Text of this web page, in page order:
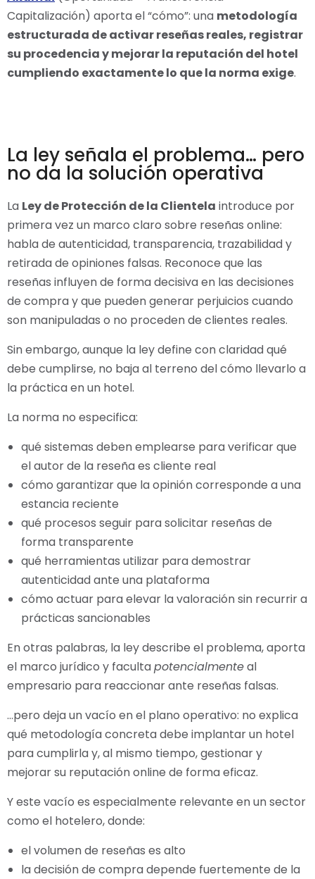
Capitalización) aporta el “cómo”: una metodología
estructurada de activar reseñas reales, registrar
su procedencia y mejorar la reputación del hotel
cumpliendo exactamente lo que la norma exige.
La ley señala el problema… pero
no da la solución operativa
La Ley de Protección de la Clientela introduce por
primera vez un marco claro sobre reseñas online:
habla de autenticidad, transparencia, trazabilidad y
retirada de opiniones falsas. Reconoce que las
reseñas influyen de forma decisiva en las decisiones
de compra y que pueden generar perjuicios cuando
son manipuladas o no proceden de clientes reales.
Sin embargo, aunque la ley define con claridad qué
debe cumplirse, no baja al terreno del cómo llevarlo a
la práctica en un hotel.
La norma no especifica:
qué sistemas deben emplearse para verificar que
el autor de la reseña es cliente real
cómo garantizar que la opinión corresponde a una
estancia reciente
qué procesos seguir para solicitar reseñas de
forma transparente
qué herramientas utilizar para demostrar
autenticidad ante una plataforma
cómo actuar para elevar la valoración sin recurrir a
prácticas sancionables
En otras palabras, la ley describe el problema, aporta
el marco jurídico y facultapotencialmenteal
empresario para reaccionar ante reseñas falsas.
…pero deja un vacío en el plano operativo: no explica
qué metodología concreta debe implantar un hotel
para cumplirla y, al mismo tiempo, gestionar y
mejorar su reputación online de forma eficaz.
Y este vacío es especialmente relevante en un sector
como el hotelero, donde:
el volumen de reseñas es alto
la decisión de compra depende fuertemente de la